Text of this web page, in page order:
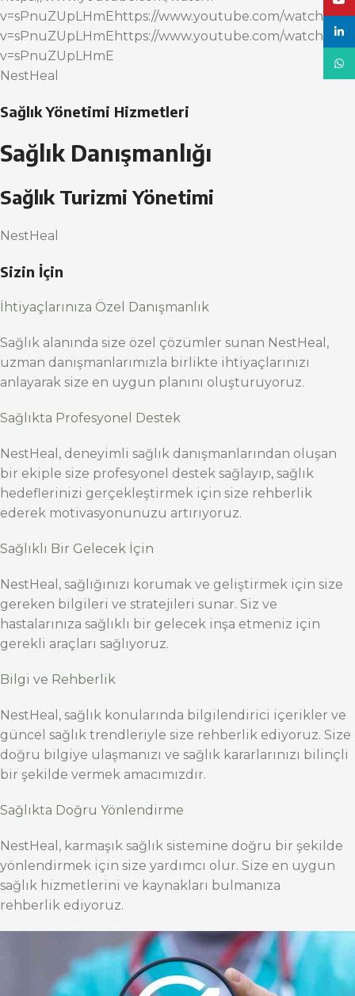
v=sPnuZUpLHmEhttps://www.youtube.com/watch?
v=sPnuZUpLHmEhttps://www.youtube.com/watch?
v=sPnuZUpLHmE
NestHeal
Sağlık Yönetimi Hizmetleri
Sağlık Danışmanlığı
Sağlık Turizmi Yönetimi
NestHeal
Sizin İçin
İhtiyaçlarınıza Özel Danışmanlık
Sağlık alanında size özel çözümler sunan NestHeal,
uzman danışmanlarımızla birlikte ihtiyaçlarınızı
anlayarak size en uygun planını oluşturuyoruz.
Sağlıkta Profesyonel Destek
NestHeal, deneyimli sağlık danışmanlarından oluşan
bir ekiple size profesyonel destek sağlayıp, sağlık
hedeflerinizi gerçekleştirmek için size rehberlik
ederek motivasyonunuzu artırıyoruz.
Sağlıklı Bir Gelecek İçin
NestHeal, sağlığınızı korumak ve geliştirmek için size
gereken bilgileri ve stratejileri sunar. Siz ve
hastalarınıza sağlıklı bir gelecek inşa etmeniz için
gerekli araçları sağlıyoruz.
Bilgi ve Rehberlik
NestHeal, sağlık konularında bilgilendirici içerikler ve
güncel sağlık trendleriyle size rehberlik ediyoruz. Size
doğru bilgiye ulaşmanızı ve sağlık kararlarınızı bilinçli
bir şekilde vermek amacımızdır.
Sağlıkta Doğru Yönlendirme
NestHeal, karmaşık sağlık sistemine doğru bir şekilde
yönlendirmek için size yardımcı olur. Size en uygun
sağlık hizmetlerini ve kaynakları bulmanıza
rehberlik ediyoruz.